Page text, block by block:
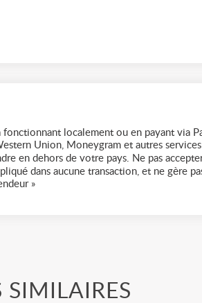
fonctionnant localement ou en payant via
Union, Moneygram et autres
en dehors de votre pays. Ne pas
dans aucune transaction, et ne gère
»